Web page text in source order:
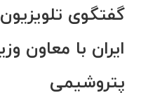
گفتگوی
ایران با معاون
پتروشیمی